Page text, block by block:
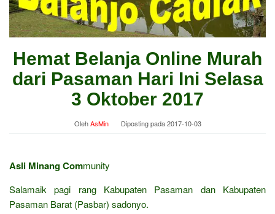
Hemat Belanja Online Murah
dari Pasaman Hari Ini Selasa
3 Oktober 2017
OlehAsMin Diposting pada2017-10-03
Asli Minang Community
Salamaik pagi rang Kabupaten Pasaman dan Kabupaten
Pasaman Barat (Pasbar) sadonyo.